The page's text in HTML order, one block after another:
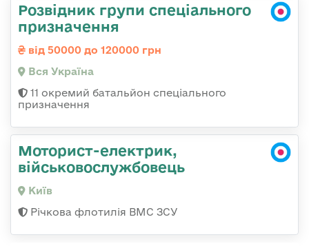
Розвідник групи спеціального
призначення
від 50000 до 120000 грн
Вся Україна
11 окремий батальйон спеціального
призначення
Моторист-електрик,
військовослужбовець
Київ
Річкова флотилія ВМС ЗСУ